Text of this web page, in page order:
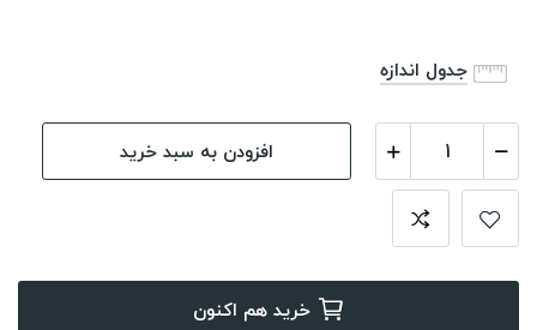
جدول اندازه
افزودن به سبد خرید
خرید هم اکنون